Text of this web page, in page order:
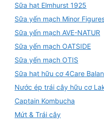
Sữa hạt Elmhurst 1925
Sữa yến mạch Minor
Sữa yến mạch AVE-NATUR
Sữa yến mạch OATSIDE
Sữa yến mạch OTIS
Sữa hạt hữu cơ 4Care
Nước ép trái cây hữu cơ
Captain Kombucha
Mứt & Trái cây